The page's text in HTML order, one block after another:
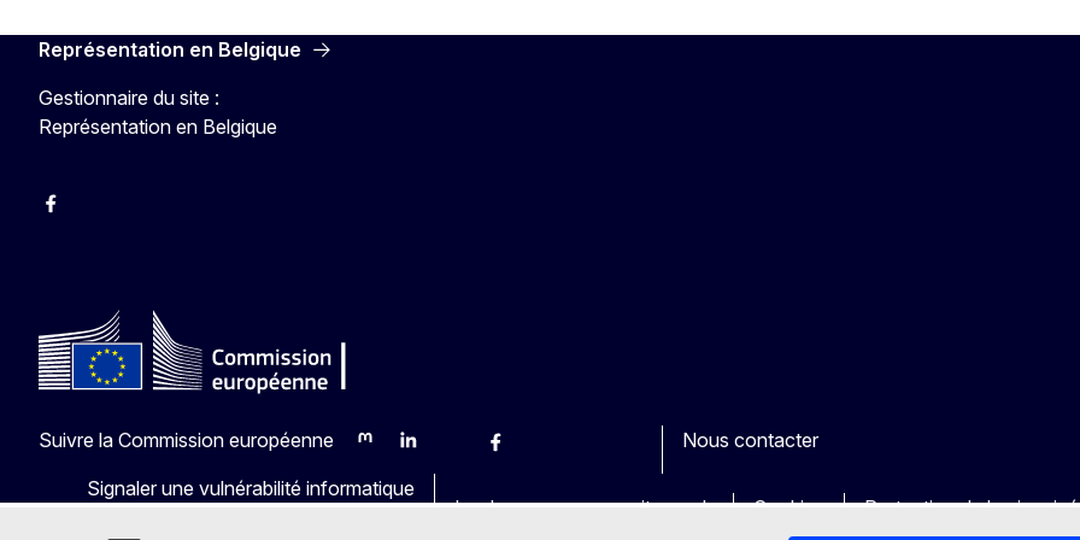
Représentation en Belgique
Gestionnaire du site :
Représentation en Belgique
Facebook
Suivre la Commission européenne
MastodonLinkedInBlueskyFacebook
Nous contacter
Signaler une vulnérabilité informatique
Les langues sur nos sites web
Cookies Protection de la vie